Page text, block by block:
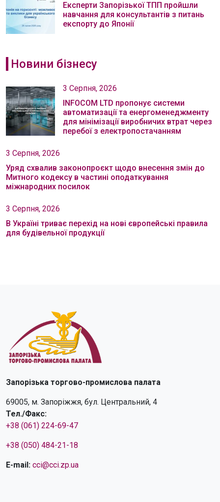
Експерти Запорізької ТПП пройшли
навчання для консультантів з питань
експорту до Японії
Новини бізнесу
3 Серпня, 2026
INFOCOM LTD пропонує системи
автоматизації та енергоменеджменту
для мінімізації виробничих втрат через
перебої з електропостачанням
3 Серпня, 2026
Уряд схвалив законопроєкт щодо внесення змін до
Митного кодексу в частині оподаткування
міжнародних посилок
3 Серпня, 2026
В Україні триває перехід на нові європейські правила
для будівельної продукції
Запорізька торгово-промислова палата
69005, м. Запоріжжя, бул. Центральний, 4
Тел./Факс:
+38 (061) 224-69-47
+38 (050) 484-21-18
E-mail: cci@cci.zp.ua